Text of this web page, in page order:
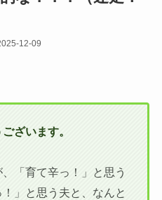
12-09
ざいます。
「育て辛っ！」と思う
」と思う夫と、なんと